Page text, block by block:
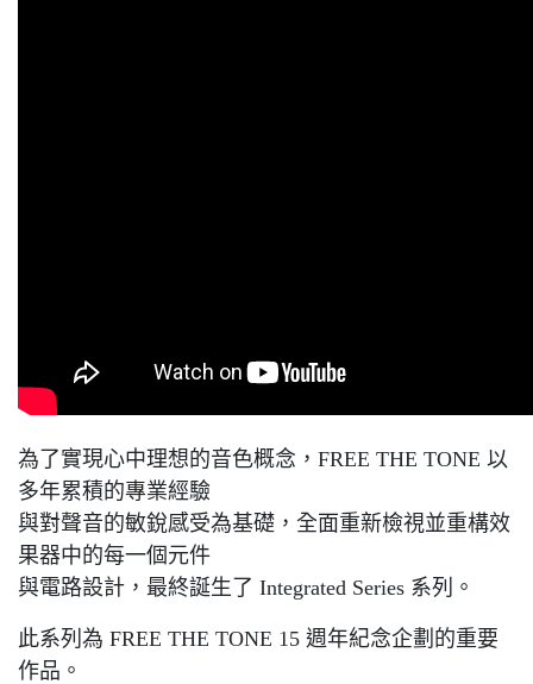
為了實現心中理想的音色概念，FREE THE TONE 以
多年累積的專業經驗
與對聲音的敏銳感受為基礎，全面重新檢視並重構效
果器中的每一個元件
與電路設計，最終誕生了 Integrated Series 系列。
此系列為 FREE THE TONE 15 週年紀念企劃的重要
作品。